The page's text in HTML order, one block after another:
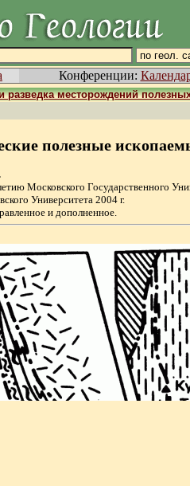
Конференции:
разведка месторождений
полезные
Московского Государственного
Университета 2004 г.
и дополненное.